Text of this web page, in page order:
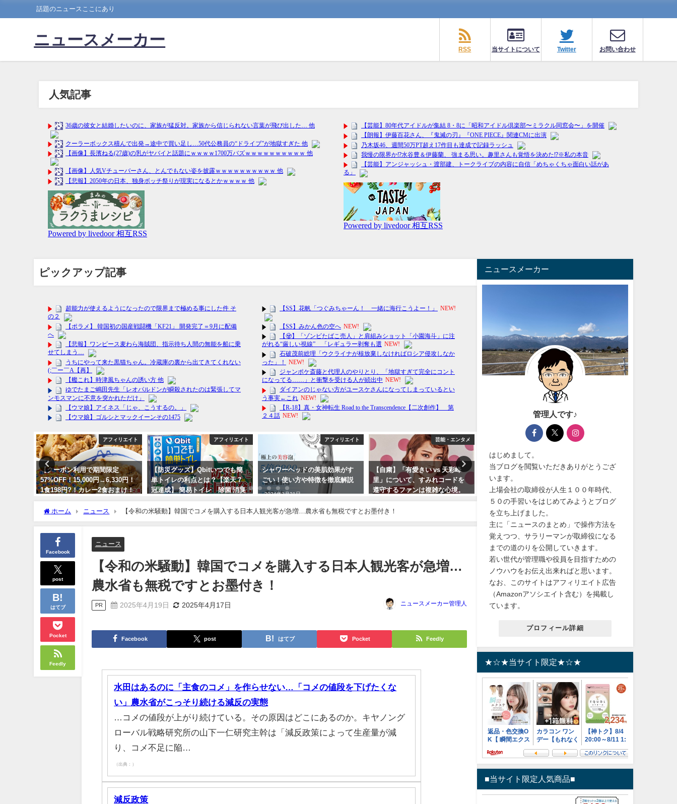
話題のニュースここにあり
ニュースメーカー
RSS 当サイトについて Twitter お問い合わせ
人気記事
ピックアップ記事
アフィリエイト
【クーポン利用で期間限定
57%OFF！15,000円→6,330円！
1食198円?！カレー2食おまけ！
さらに100人に1人牛めし10食が
当たるキャンペーンも！】松屋
アフィリエイト
【防災グッズ】Qbitいつでも簡
単トイレの利点とは？【楽天７
冠達成】 簡易トイレ 除菌 消臭
携帯トイレ 送料無料！地震対策
2024年3月3日
アフィリエイト
シャワーヘッドの美肌効果がす
ごい！使い方や特徴を徹底解説
2024年3月21日
芸能・エンタメ
【自粛】「有愛きい vs 天彩峰
里」について、すみれコードを
遵守するファンは複雑な心境。
過去にも元HKT48岡田栞奈が宝
塚宙組の七海ひろきファンより
フルボッコにされています！
アフィリエイト
【渋滞対策】ゴールデンウィー
ク車内非常用携帯トイレ！送料
無料 大人 子供 女性 男性 臭わな
い 使い捨て 固まる 簡易トイレ
2024年4月30日
【スイーツ プレゼント】
金) モンブラン 大福 冷凍お
和栗ご褒美 贈り物 誕生日
2024年3月16日
ホーム ニュース 【令和の米騒動】韓国でコメを購入する日本人観光客が急増…農水省も無税ですとお墨付き！
Facebook
post
はてブ
Pocket
Feedly
ニュース
【令和の米騒動】韓国でコメを購入する日本人観光客が急増…
農水省も無税ですとお墨付き！
PR 2025年4月19日 2025年4月17日 ニュースメーカー管理人
Facebook post はてブ Pocket Feedly
水田はあるのに「主食のコメ」を作らせない…「コメの値段を下げたくな
い」農水省がこっそり続ける減反の実態
…コメの値段が上がり続けている。その原因はどこにあるのか。キヤノング
ローバル戦略研究所の山下一仁研究主幹は「減反政策によって生産量が減
り、コメ不足に陥…
（出典：）
減反政策
ニュースメーカー
管理人です♪
はじめまして。
当ブログを閲覧いただきありがとうござ
います。
上場会社の取締役が人生１００年時代、
５０の手習いをはじめてみようとブログ
を立ち上げました。
主に「ニュースのまとめ」で操作方法を
覚えつつ、サラリーマンが取締役になる
までの道のりを公開していきます。
若い世代が管理職や役員を目指すための
ノウハウをお伝え出来ればと思います。
なお、このサイトはアフィリエイト広告
（Amazonアソシエイト含む）を掲載し
ています。
プロフィール詳細
★☆★当サイト限定★☆★
■当サイト限定人気商品■